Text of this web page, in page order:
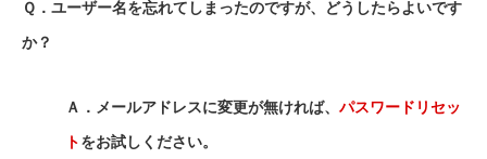
Ｑ．ユーザー名を忘れてしまったのですが、どうしたらよいです
か？
Ａ．メールアドレスに変更が無ければ、 パスワードリセッ
トをお試しください。